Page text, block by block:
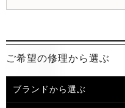
ご希望の修理から選ぶ
ブランドから選ぶ